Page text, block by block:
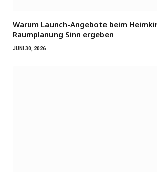
Warum Launch-Angebote beim
Raumplanung Sinn ergeben
JUNI 30, 2026